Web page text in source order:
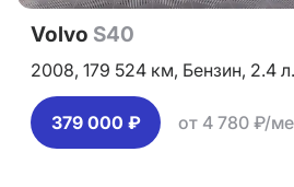
Volvo S40
2008, 179 524 км, Бензин, 2.4
379 000 ₽ от 4 780 ₽/